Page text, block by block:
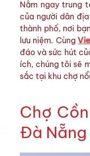
Nằm ngay trung
của người dân
thành phố, nơi
lưu niệm. Cùng
đáo và sức hút
ích, chúng tôi sẽ
sắc tại khu chợ
Chợ
Đà Nẵng